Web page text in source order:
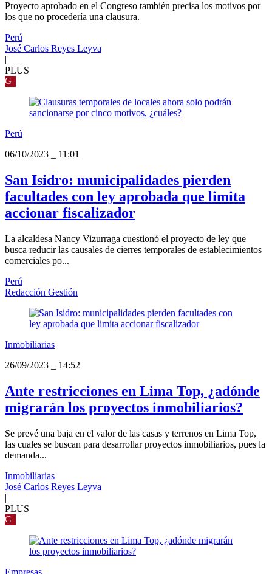
Proyecto aprobado en el Congreso también precisa los motivos por
los que no procedería una clausura.
Perú
José Carlos Reyes Leyva
|
PLUS
G
Perú
06/10/2023
11:01
San Isidro: municipalidades pierden
facultades con ley aprobada que limita
accionar fiscalizador
La alcaldesa Nancy Vizurraga cuestionó el proyecto de ley que
busca reducir las causales de cierres temporales de establecimientos
comerciales po...
Perú
Redacción Gestión
Inmobiliarias
26/09/2023
14:52
Ante restricciones en Lima Top, ¿adónde
migrarán los proyectos inmobiliarios?
Se prevé una baja en el valor de las casas y terrenos en Lima Top,
las cuales se buscan para desarrollar proyectos inmobiliarios, pues la
demanda...
Inmobiliarias
José Carlos Reyes Leyva
|
PLUS
G
Empresas